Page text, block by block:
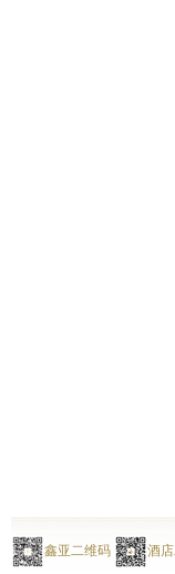
鑫亚二维码 酒